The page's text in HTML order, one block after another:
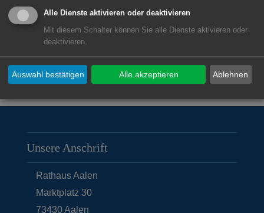
wundervoller, musikalischer und
abenteuerlicher Tag wurde.
© Stadt Aalen, 05.08.2022
Unsere Anschrift
Rathaus Aalen
Marktplatz 30
73430Aalen
Alle Dienste aktivieren oder deaktivieren
Mit diesem Schalter können Sie alle Dienste aktivieren oder
deaktivieren.
Ablehnen
Auswahl bestätigen Alle akzeptieren